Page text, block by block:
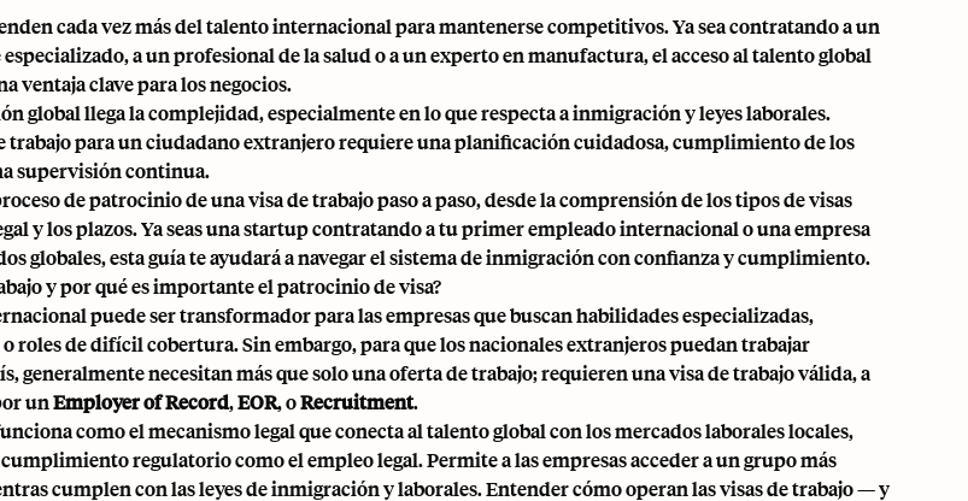
cada vez más del talento internacional para mantenerse competitivos. Ya sea contratando a un
a un profesional de la salud o a un experto en manufactura, el acceso al talento global
ventaja clave para los negocios.
global llega la complejidad, especialmente en lo que respecta a inmigración y leyes laborales.
trabajo para un ciudadano extranjero requiere una planificación cuidadosa, cumplimiento de los
supervisión continua.
de patrocinio de una visa de trabajo paso a paso, desde la comprensión de los tipos de visas
y los plazos. Ya seas una startup contratando a tu primer empleado internacional o una empresa
globales, esta guía te ayudará a navegar el sistema de inmigración con confianza y cumplimiento.
y por qué es importante el patrocinio de visa?
puede ser transformador para las empresas que buscan habilidades especializadas,
roles de difícil cobertura. Sin embargo, para que los nacionales extranjeros puedan trabajar
generalmente necesitan más que solo una oferta de trabajo; requieren una visa de trabajo válida, a
unEmployer of Record,EOR, oRecruitment.
como el mecanismo legal que conecta al talento global con los mercados laborales locales,
regulatorio como el empleo legal. Permite a las empresas acceder a un grupo más
cumplen con las leyes de inmigración y laborales. Entender cómo operan las visas de trabajo — y